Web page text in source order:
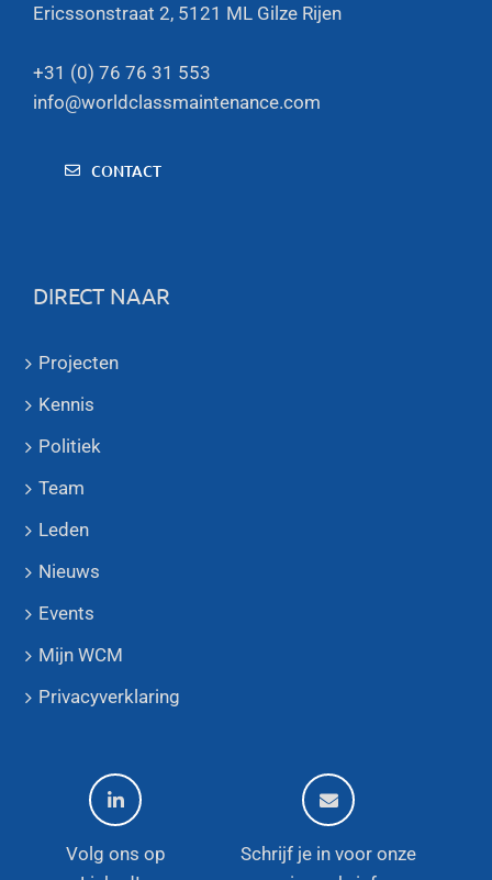
Ericssonstraat 2, 5121 ML Gilze Rijen
+31 (0) 76 76 31 553
info@worldclassmaintenance.com
CONTACT
DIRECT NAAR
Projecten
Kennis
Politiek
Team
Leden
Nieuws
Events
Mijn WCM
Privacyverklaring
Volg ons op
Schrijf je in voor onze